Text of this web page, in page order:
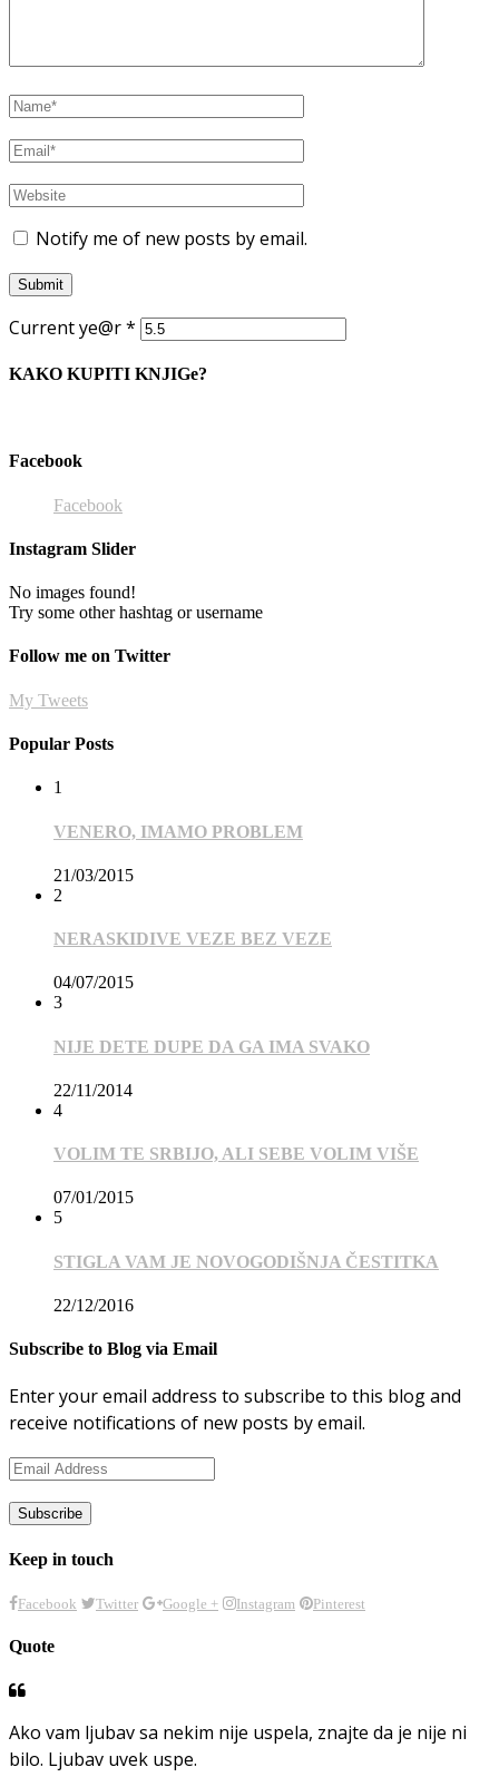
Notify me of new posts by email.
Current ye@r*
KAKO KUPITI KNJIGe?
Facebook
Facebook
Instagram Slider
No images found!
Try some other hashtag or username
Follow me on Twitter
My Tweets
Popular Posts
1
VENERO, IMAMO PROBLEM
21/03/2015
2
NERASKIDIVE VEZE BEZ VEZE
04/07/2015
3
NIJE DETE DUPE DA GA IMA SVAKO
22/11/2014
4
VOLIM TE SRBIJO, ALI SEBE VOLIM VIŠE
07/01/2015
5
STIGLA VAM JE NOVOGODIŠNJA ČESTITKA
22/12/2016
Subscribe to Blog via Email
Enter your email address to subscribe to this blog and
receive notifications of new posts by email.
Email
Keep in touch
Facebook Twitter Google + Instagram Pinterest
Quote
Ako vam ljubav sa nekim nije uspela, znajte da je nije ni
bilo. Ljubav uvek uspe.